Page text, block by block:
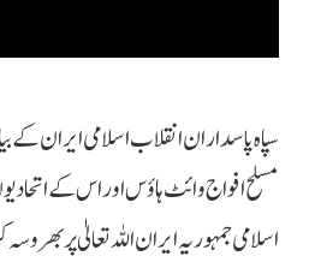
سپاہ پاسداران انقلاب اسلامی ایران کے
مسلح افواج وائٹ ہاؤس اور اس کے
اسلامی جمہوریہ ایران اللہ تعالیٰ پر